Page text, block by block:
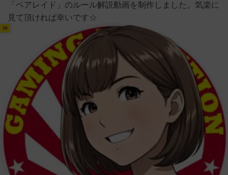
「ベアレイド」のルール解説動画を制作しました。気楽に
見て頂ければ幸いです☆
神